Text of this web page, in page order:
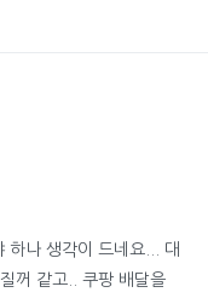
하나 생각이 드네요... 대
꺼 같고.. 쿠팡 배달을